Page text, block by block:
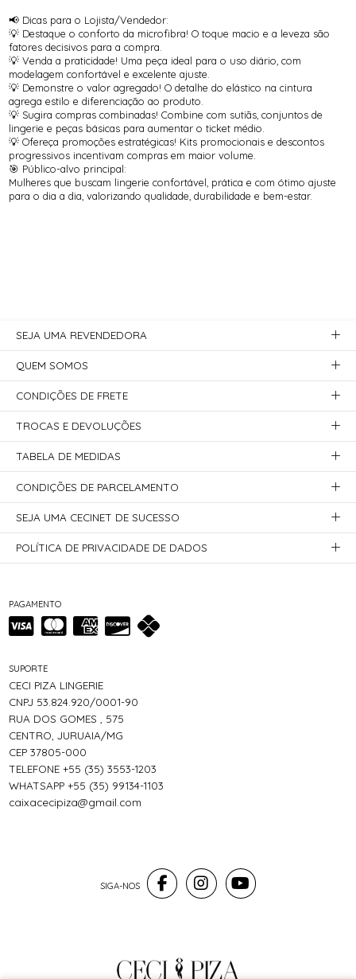
📢 Dicas para o Lojista/Vendedor:
💡 Destaque o conforto da microfibra! O toque macio e a leveza são
fatores decisivos para a compra.
💡 Venda a praticidade! Uma peça ideal para o uso diário, com
modelagem confortável e excelente ajuste.
💡 Demonstre o valor agregado! O detalhe do elástico na cintura
agrega estilo e diferenciação ao produto.
💡 Sugira compras combinadas! Combine com sutiãs, conjuntos de
lingerie e peças básicas para aumentar o ticket médio.
💡 Ofereça promoções estratégicas! Kits promocionais e descontos
progressivos incentivam compras em maior volume.
🎯 Público-alvo principal:
Mulheres que buscam lingerie confortável, prática e com ótimo ajuste
para o dia a dia, valorizando qualidade, durabilidade e bem-estar.
PAGAMENTO
SUPORTE
CECI PIZA LINGERIE
CNPJ 53.824.920/0001-90
RUA DOS GOMES , 575
CENTRO, JURUAIA/MG
CEP 37805-000
TELEFONE +55 (35) 3553-1203
WHATSAPP +55 (35) 99134-1103
caixacecipiza@gmail.com
SEJA UMA REVENDEDORA
QUEM SOMOS
CONDIÇÕES DE FRETE
TROCAS E DEVOLUÇÕES
TABELA DE MEDIDAS
CONDIÇÕES DE PARCELAMENTO
SEJA UMA CECINET DE SUCESSO
POLÍTICA DE PRIVACIDADE DE DADOS